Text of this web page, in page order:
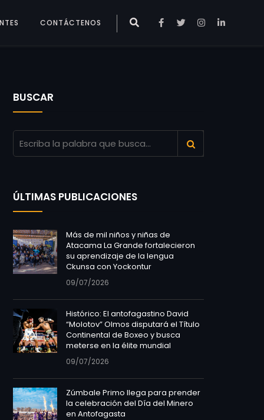
CONTÁCTENOS
BUSCAR
ÚLTIMAS PUBLICACIONES
Más de mil niños y niñas de
Atacama La Grande fortalecieron
su aprendizaje de la lengua
Ckunsa con Yockontur
09/07/2026
Histórico: El antofagastino David
“Molotov” Olmos disputará el Título
Continental de Boxeo y busca
meterse en la élite mundial
09/07/2026
Zúmbale Primo llega para prender
la celebración del Día del Minero
en Antofagasta